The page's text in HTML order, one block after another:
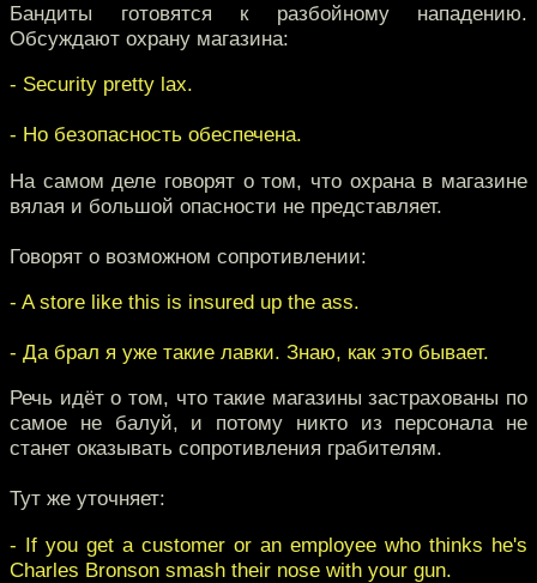
Бандиты готовятся к разбойному нападению.
Обсуждают охрану магазина:
- Security pretty lax.
- Но безопасность обеспечена.
На самом деле говорят о том, что охрана в магазине
вялая и большой опасности не представляет.
Говорят о возможном сопротивлении:
- A store like this is insured up the ass.
- Да брал я уже такие лавки. Знаю, как это бывает.
Речь идёт о том, что такие магазины застрахованы по
самое не балуй, и потому никто из персонала не
станет оказывать сопротивления грабителям.
Тут же уточняет:
- If you get a customer or an employee who thinks he's
Charles Bronson smash their nose with your gun.